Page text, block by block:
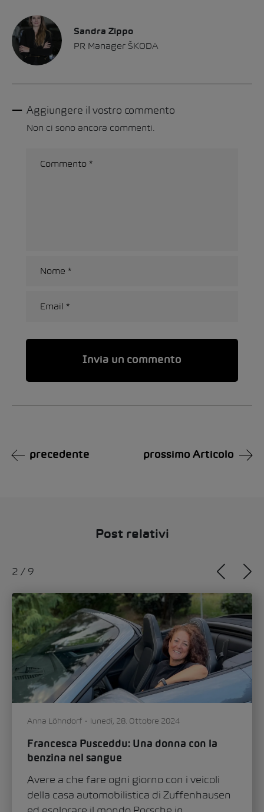
Sandra Zippo
PR Manager ŠKODA
Aggiungere il vostro commento
Non ci sono ancora commenti.
precedente prossimo Articolo
Post relativi
2 / 9
Anna Löhndorf lunedì, 28. Ottobre 2024
Francesca Pusceddu: Una donna con la
benzina nel sangue
Avere a che fare ogni giorno con i veicoli
della casa automobilistica di Zuffenhausen